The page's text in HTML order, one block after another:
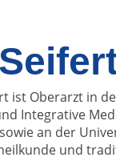
ist Oberarzt in
Integrative
an der
und